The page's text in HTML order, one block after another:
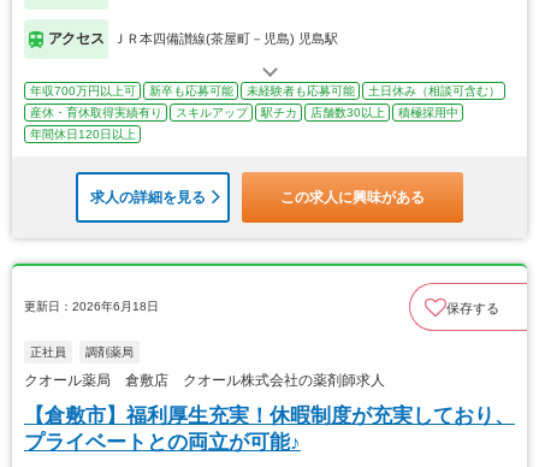
アクセス ＪＲ本四備讃線(茶屋町－児島) 児島駅
年収700万円以上可 新卒も応募可能 未経験者も応募可能
土日休み（相談可含む）
産休・育休取得実績有り
スキルアップ 駅チカ 店舗数30以上
積極採用中
年間休日120日以上
求人の詳細を見る この求人に興味がある
更新日：2026年6月18日 保存する
正社員 調剤薬局
クオール薬局 倉敷店 クオール株式会社の薬剤師求人
【倉敷市】福利厚生充実！休暇制度が充実しており、
プライベートとの両立が可能♪